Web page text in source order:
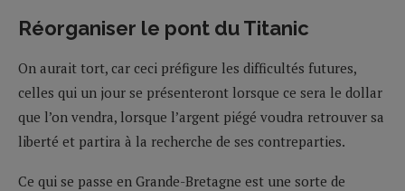
Réorganiser le pont du Titanic
On aurait tort, car ceci préfigure les difficultés futures,
celles qui un jour se présenteront lorsque ce sera le dollar
que l’on vendra, lorsque l’argent piégé voudra retrouver sa
liberté et partira à la recherche de ses contreparties.
Ce qui se passe en Grande-Bretagne est une sorte de